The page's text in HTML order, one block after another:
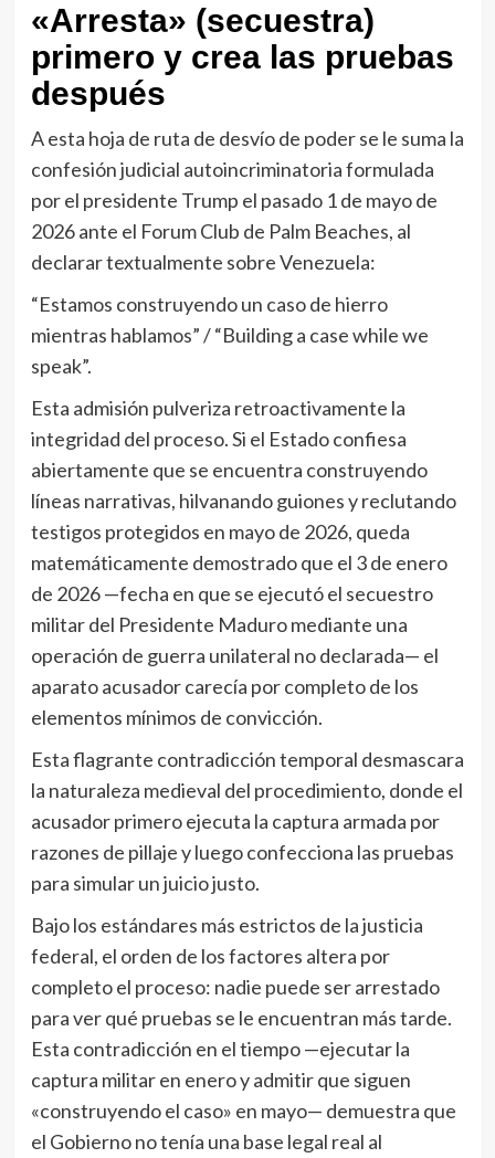
«Arresta» (secuestra)
primero y crea las pruebas
después
A esta hoja de ruta de desvío de poder se le suma la
confesión judicial autoincriminatoria formulada
por el presidente Trump el pasado 1 de mayo de
2026 ante el Forum Club de Palm Beaches, al
declarar textualmente sobre Venezuela:
“Estamos construyendo un caso de hierro
mientras hablamos” / “Building a case while we
speak”.
Esta admisión pulveriza retroactivamente la
integridad del proceso. Si el Estado confiesa
abiertamente que se encuentra construyendo
líneas narrativas, hilvanando guiones y reclutando
testigos protegidos en mayo de 2026, queda
matemáticamente demostrado que el 3 de enero
de 2026 —fecha en que se ejecutó el secuestro
militar del Presidente Maduro mediante una
operación de guerra unilateral no declarada— el
aparato acusador carecía por completo de los
elementos mínimos de convicción.
Esta flagrante contradicción temporal desmascara
la naturaleza medieval del procedimiento, donde el
acusador primero ejecuta la captura armada por
razones de pillaje y luego confecciona las pruebas
para simular un juicio justo.
Bajo los estándares más estrictos de la justicia
federal, el orden de los factores altera por
completo el proceso: nadie puede ser arrestado
para ver qué pruebas se le encuentran más tarde.
Esta contradicción en el tiempo —ejecutar la
captura militar en enero y admitir que siguen
«construyendo el caso» en mayo— demuestra que
el Gobierno no tenía una base legal real al